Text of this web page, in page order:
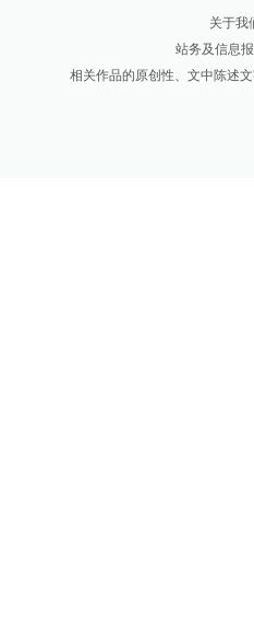
关于我
站务及信息
相关作品的原创性、文中陈述